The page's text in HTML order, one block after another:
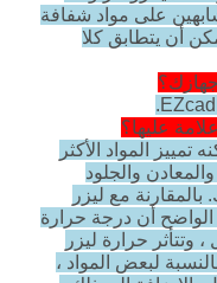
على مواد شفافة
أن يتطابق كلا
تمييز المواد الأكثر
والجلود
مع ليزر
الواضح أن درجة حرارة
وتتأثر حرارة ليزر
لبعض المواد ،